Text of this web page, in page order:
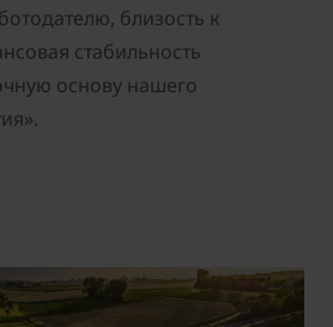
близость к
стабильность
основу нашего